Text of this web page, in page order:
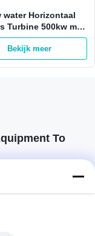
water Horizontaal
Turbine 500kw met
staalagent
Bekijk meer
To
van de klant te